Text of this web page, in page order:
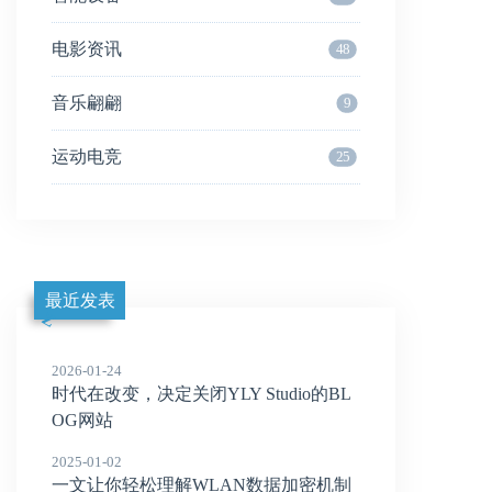
电影资讯 48
音乐翩翩 9
运动电竞 25
最近发表
2026-01-24
时代在改变，决定关闭YLY Studio的BL
OG网站
2025-01-02
一文让你轻松理解WLAN数据加密机制